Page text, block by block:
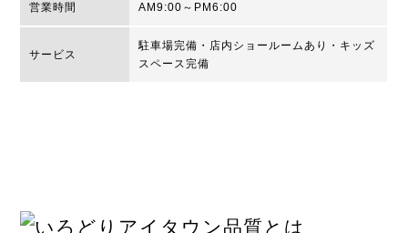
営業時間 AM9:00～PM6:00
サービス
駐車場完備・店内ショールームあり・キッズ
スペース完備